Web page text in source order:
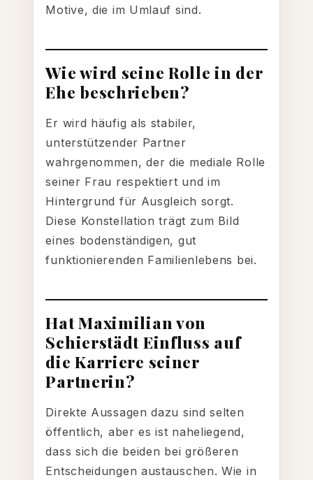
Motive, die im Umlauf sind.
Wie wird seine Rolle in der
Ehe beschrieben?
Er wird häufig als stabiler,
unterstützender Partner
wahrgenommen, der die mediale Rolle
seiner Frau respektiert und im
Hintergrund für Ausgleich sorgt.
Diese Konstellation trägt zum Bild
eines bodenständigen, gut
funktionierenden Familienlebens bei.
Hat Maximilian von
Schierstädt Einfluss auf
die Karriere seiner
Partnerin?
Direkte Aussagen dazu sind selten
öffentlich, aber es ist naheliegend,
dass sich die beiden bei größeren
Entscheidungen austauschen. Wie in